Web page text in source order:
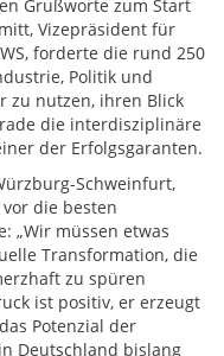
Grußworte zum Start
Vizepräsident für
forderte die rund 250
Politik und
zu nutzen, ihren Blick
die interdisziplinäre
der Erfolgsgaranten.
Schweinfurt,
die besten
„Wir müssen etwas
Transformation, die
zu spüren
ist positiv, er erzeugt
Potenzial der
Deutschland bislang